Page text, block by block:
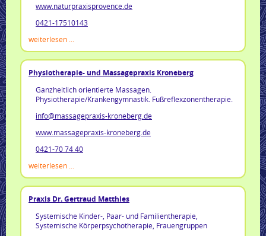
www.naturpraxisprovence.de
0421-17510143
weiterlesen ...
Physiotherapie- und Massagepraxis Kroneberg
Ganzheitlich orientierte Massagen.
Physiotherapie/Krankengymnastik. Fußreflexzonentherapie.
info@massagepraxis-kroneberg.de
www.massagepraxis-kroneberg.de
0421-70 74 40
weiterlesen ...
Praxis Dr. Gertraud Matthies
Systemische Kinder-, Paar- und Familientherapie,
Systemische Körperpsychotherapie, Frauengruppen